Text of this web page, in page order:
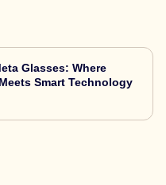
Glasses: Where
Smart Technology